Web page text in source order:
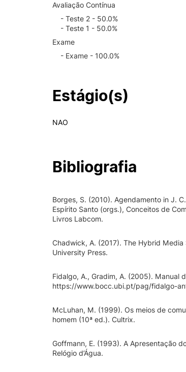
Avaliação Contínua
- Teste 2 - 50.0%
- Teste 1 - 50.0%
Exame
- Exame - 100.0%
Estágio(s)
NAO
Bibliografia
Borges, S. (2010). Agendamento in J.
Espírito Santo (orgs.), Conceitos de
Livros Labcom.
Chadwick, A. (2017). The Hybrid Media
University Press.
Fidalgo, A., Gradim, A. (2005). Manual
https://www.bocc.ubi.pt/pag/fidalgo-
McLuhan, M. (1999). Os meios de
homem (10ª ed.). Cultrix.
Goffmann, E. (1993). A Apresentação
Relógio d’Água.